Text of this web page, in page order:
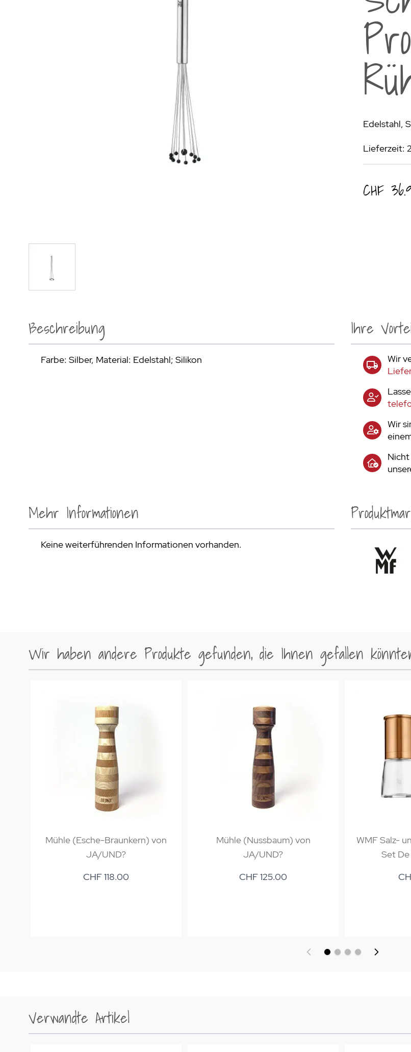
Schüsseln & Siebe
Schalen & Körbe
Diverses
Kühltaschen |
Edelstahl,
Lieferzeit:
CHF
Beschreibung
Farbe: Silber, Material: Edelstahl; Silikon
Ihre
Wir
Wir
Nicht
Mehr Informationen
Keine weiterführenden Informationen vorhanden.
Wir haben andere Produkte gefunden, die Ihnen gefallen
Mühle (Esche-Braunkern) von
JA/UND?
CHF 118.00
Mühle (Nussbaum) von
JA/UND?
CHF 125.00
WMF Salz-
Set
Verwandte Artikel